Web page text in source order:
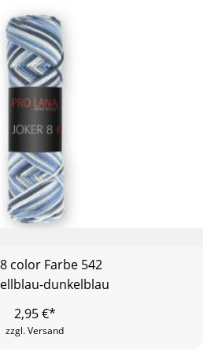
color Farbe 542
dunkelblau
zzgl. Versand
2,95€*